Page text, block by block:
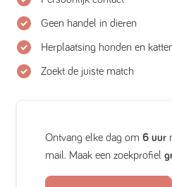
Geen handel in dieren
Herplaatsing honden en
Zoekt de juiste match
Ontvang elke dag om 6 uur
mail. Maak een zoekprofiel